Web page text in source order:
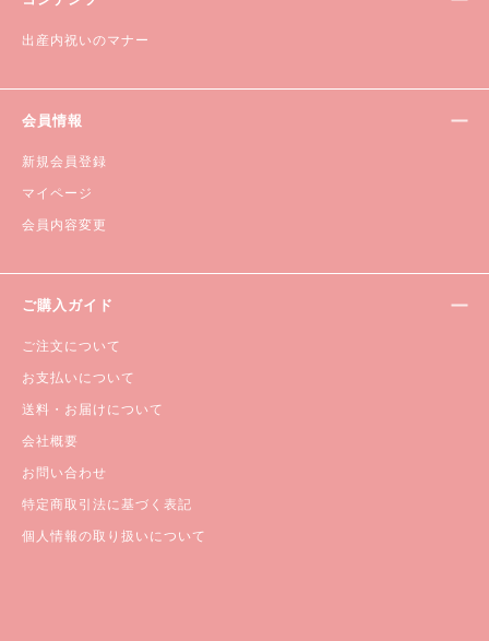
出産内祝いのマナー
会員情報
新規会員登録
マイページ
会員内容変更
ご購入ガイド
ご注文について
お支払いについて
送料・お届けについて
会社概要
お問い合わせ
特定商取引法に基づく表記
個人情報の取り扱いについて